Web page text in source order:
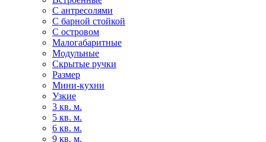
С антресолями
С барной стойкой
С островом
Малогабаритные
Модульные
Скрытые ручки
Размер
Мини-кухни
Узкие
3 кв. м.
5 кв. м.
6 кв. м.
9 кв. м.